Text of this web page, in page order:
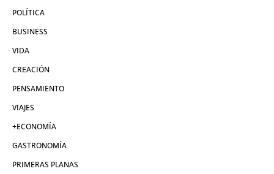
POLÍTICA
BUSINESS
VIDA
CREACIÓN
PENSAMIENTO
VIAJES
+ECONOMÍA
GASTRONOMÍA
PRIMERAS PLANAS